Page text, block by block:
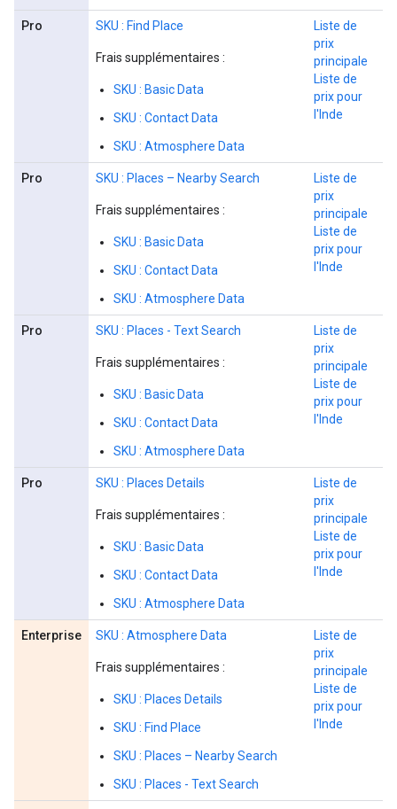
Pro SKU : Find Place
Frais supplémentaires :
SKU : Basic Data
SKU : Contact Data
SKU : Atmosphere Data
Liste de
prix
principale
Liste de
prix pour
l'Inde
Pro SKU : Places – Nearby Search
Frais supplémentaires :
SKU : Basic Data
SKU : Contact Data
SKU : Atmosphere Data
Liste de
prix
principale
Liste de
prix pour
l'Inde
Pro SKU : Places - Text Search
Frais supplémentaires :
SKU : Basic Data
SKU : Contact Data
SKU : Atmosphere Data
Liste de
prix
principale
Liste de
prix pour
l'Inde
Pro SKU : Places Details
Frais supplémentaires :
SKU : Basic Data
SKU : Contact Data
SKU : Atmosphere Data
Liste de
prix
principale
Liste de
prix pour
l'Inde
Enterprise SKU : Atmosphere Data
Frais supplémentaires :
SKU : Places Details
SKU : Find Place
SKU : Places – Nearby Search
SKU : Places - Text Search
Liste de
prix
principale
Liste de
prix pour
l'Inde